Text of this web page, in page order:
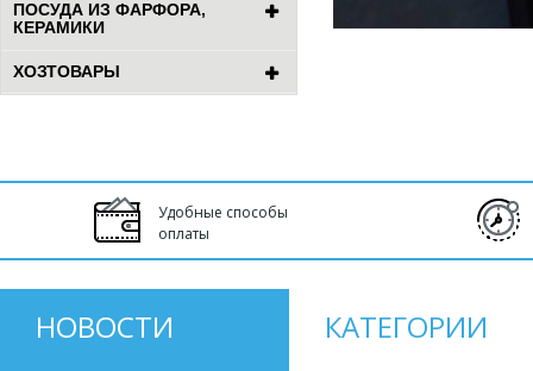
ПОСУДА ИЗ ФАРФОРА,
КЕРАМИКИ
ХОЗТОВАРЫ
Удобные способы
оплаты
НОВОСТИ КАТЕГОРИИ